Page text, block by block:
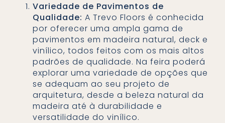
Variedade de Pavimentos de
Qualidade: A Trevo Floors é conhecida
por oferecer uma ampla gama de
pavimentos em madeira natural, deck e
vinílico, todos feitos com os mais altos
padrões de qualidade. Na feira poderá
explorar uma variedade de opções que
se adequam ao seu projeto de
arquitetura, desde a beleza natural da
madeira até à durabilidade e
versatilidade do vinílico.